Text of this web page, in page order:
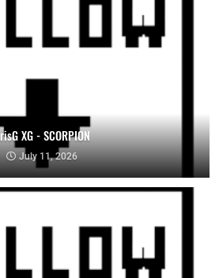
XG - SCORPION
July 11, 2026